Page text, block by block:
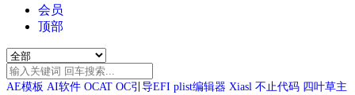
会员
顶部
AE模板 AI软件 OCAT OC引导EFI plist编辑器 Xiasl 不止代码 四叶草主